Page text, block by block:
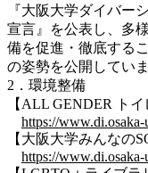
『大阪大学ダイバー
宣言』を公表し、多
備を促進・徹底する
の姿勢を公開していま
2．環境整備
【ALL GENDER トイ
https://
【大阪大学みんなの
https://